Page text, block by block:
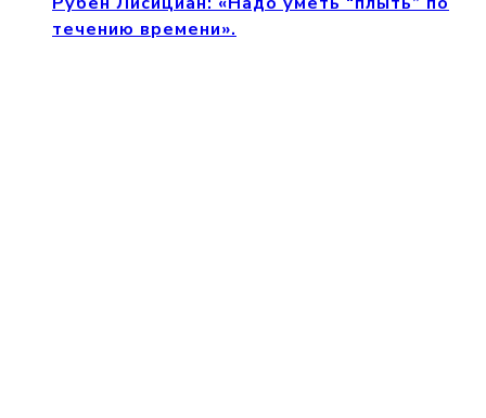
течению времени».